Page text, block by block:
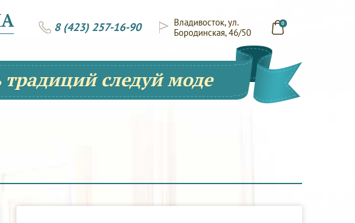
0
Владивосток, ул.
Бородинская, 46/50
8 (423) 257-16-90
следуй моде